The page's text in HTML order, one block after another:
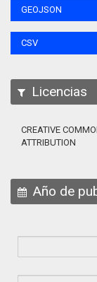
GEOJSON
CSV
Licencias
CREATIVE
ATTRIBUTION
Año de